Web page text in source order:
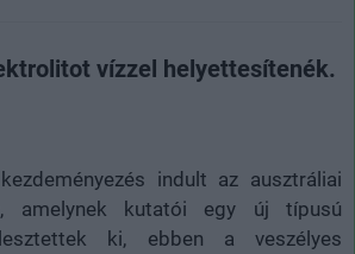
vízzel helyettesítenék.
indult az ausztráliai
amelynek kutatói egy új típusú
ki, ebben a veszélyes